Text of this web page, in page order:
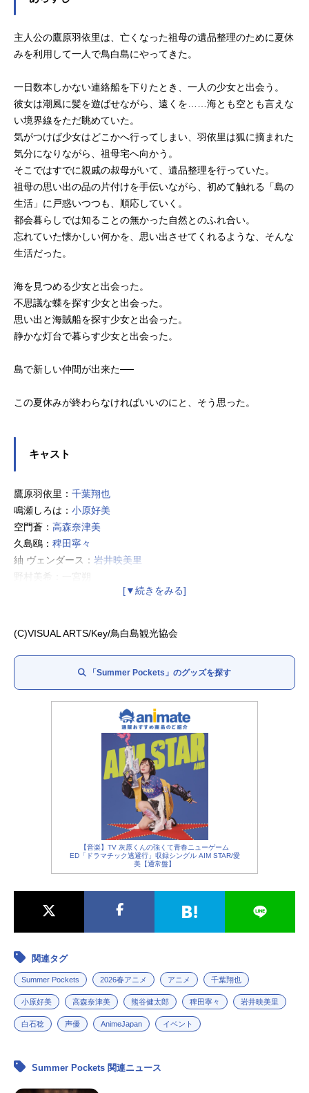
主人公の鷹原羽依里は、亡くなった祖母の遺品整理のために夏休
みを利用して一人で鳥白島にやってきた。
一日数本しかない連絡船を下りたとき、一人の少女と出会う。
彼女は潮風に髪を遊ばせながら、遠くを……海とも空とも言えな
い境界線をただ眺めていた。
気がつけば少女はどこかへ行ってしまい、羽依里は狐に摘まれた
気分になりながら、祖母宅へ向かう。
そこではすでに親戚の叔母がいて、遺品整理を行っていた。
祖母の思い出の品の片付けを手伝いながら、初めて触れる「島の
生活」に戸惑いつつも、順応していく。
都会暮らしでは知ることの無かった自然とのふれ合い。
忘れていた懐かしい何かを、思い出させてくれるような、そんな
生活だった。
海を見つめる少女と出会った。
不思議な蝶を探す少女と出会った。
思い出と海賊船を探す少女と出会った。
静かな灯台で暮らす少女と出会った。
島で新しい仲間が出来た──
この夏休みが終わらなければいいのにと、そう思った。
キャスト
鷹原羽依里： 千葉翔也
鳴瀬しろは： 小原好美
空門蒼： 高森奈津美
久島鴎： 稗田寧々
紬 ヴェンダース： 岩井映美里
野村美希：一宮朔
イナリ：鈴木このみ
熊谷健太郎
加納天善：浜田洋平
(C)VISUAL ARTS/Key/鳥白島観光協会
「Summer Pockets」のグッズを探す
【音楽】TV 灰原くんの強くて青春ニューゲーム
ED「ドラマチック逃避行」収録シングル AIM STAR/愛
美【通常盤】
関連タグ
Summer Pockets 2026春アニメ アニメ 千葉翔也
小原好美 高森奈津美 熊谷健太郎 稗田寧々 岩井映美里
白石稔 声優 AnimeJapan イベント
Summer Pockets 関連ニュース